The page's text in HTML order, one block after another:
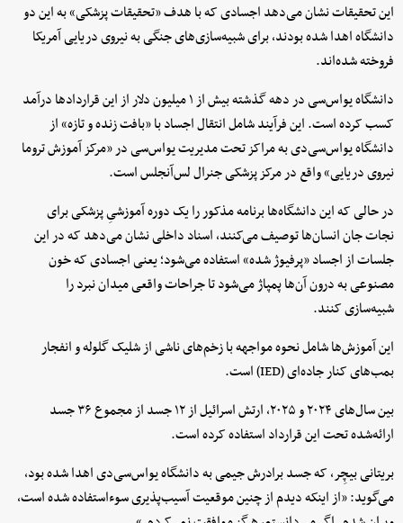
این تحقیقات نشان می‌دهد اجسادی که با هدف «تحقیقات پزشکی» به این دو
دانشگاه اهدا شده بودند، برای شبیه‌سازی‌های جنگی به نیروی دریایی آمریکا
فروخته شده‌اند.
دانشگاه یو‌اس‌سی در دهه گذشته بیش از ۱ میلیون دلار از این قراردادها درآمد
کسب کرده است. این فرآیند شامل انتقال اجساد با «بافت زنده و تازه» از
دانشگاه یو‌اس‌سی‌دی به مراکز تحت مدیریت یو‌اس‌سی در «مرکز آموزش تروما
نیروی دریایی» واقع در مرکز پزشکی جنرال لس‌آنجلس است.
در حالی که این دانشگاه‌ها برنامه مذکور را یک دوره آموزشیِ پزشکی برای
نجات جان انسان‌ها توصیف می‌کنند، اسناد داخلی نشان می‌دهد که در این
جلسات از اجساد «پرفیوژ شده» استفاده می‌شود؛ یعنی اجسادی که خون
مصنوعی به درون آن‌ها پمپاژ می‌شود تا جراحات واقعی میدان نبرد را
شبیه‌سازی کنند.
این آموزش‌ها شامل نحوه مواجهه با زخم‌های ناشی از شلیک گلوله و انفجار
بمب‌های کنار جاده‌ای (IED) است.
بین سال‌های ۲۰۲۴ و ۲۰۲۵، ارتش اسرائیل از ۱۲ جسد از مجموع ۳۶ جسد
ارائه‌شده تحت این قرارداد استفاده کرده است.
بریتانی بیچِر، که جسد برادرش جیمی به دانشگاه یو‌اس‌سی‌دی اهدا شده بود،
می‌گوید: «از اینکه دیدم از چنین موقعیت آسیب‌پذیری سوءاستفاده شده است،